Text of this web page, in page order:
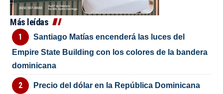
Más leídas
Santiago Matías encenderá las luces del
Empire State Building con los colores de la bandera
dominicana
Precio del dólar en la República Dominicana